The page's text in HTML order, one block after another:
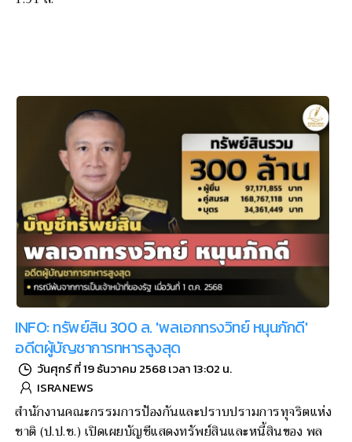
INFO: ทรัพย์สิน 300 ล. 'พลเอกทรงวิทย์ หนุนภักดี'
อดีตผู้บัญชาการทหารสูงสุด
วันศุกร์ ที่ 19 ธันวาคม 2568 เวลา 13:02 น.
ISRANEWS
สำนักงานคณะกรรมการป้องกันและปราบปรามการทุจริตแห่ง
ชาติ (ป.ป.ช.) เปิดเผยบัญชีแสดงทรัพย์สินและหนี้สินของ พล